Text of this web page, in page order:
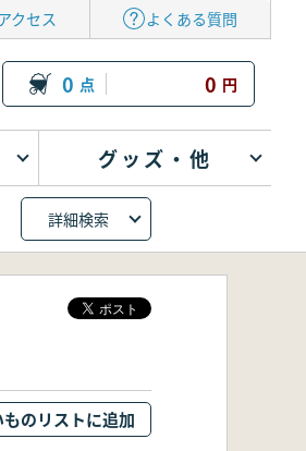
クセス よくある質問
0 点 0 円
グッズ・他
詳細検索
ものリストに追加